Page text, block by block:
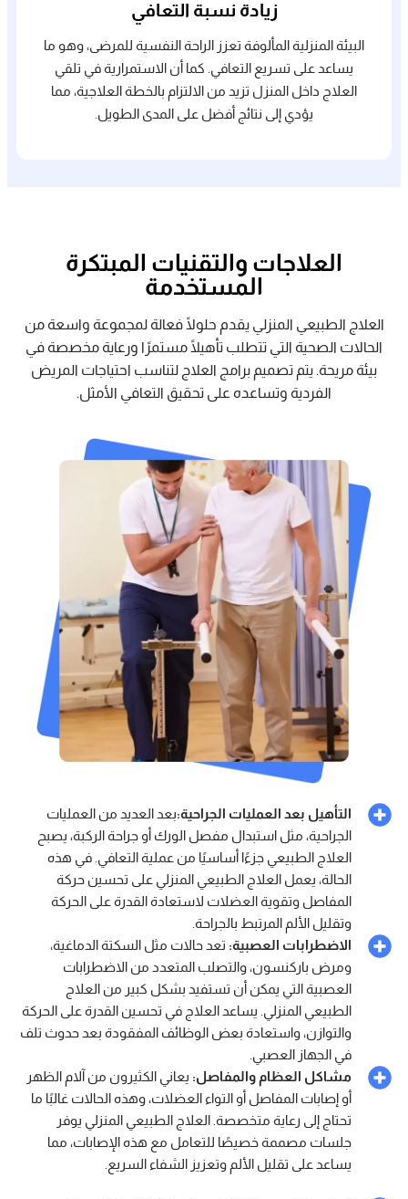
زيادة نسبة التعافي
البيئة المنزلية المألوفة تعزز الراحة النفسية للمرضى، وهو ما
يساعد على تسريع التعافي. كما أن الاستمرارية في تلقي
العلاج داخل المنزل تزيد من الالتزام بالخطة العلاجية، مما
يؤدي إلى نتائج أفضل على المدى الطويل.
العلاجات والتقنيات المبتكرة
المستخدمة
العلاج الطبيعي المنزلي يقدم حلولًا فعالة لمجموعة واسعة من
الحالات الصحية التي تتطلب تأهيلًا مستمرًا ورعاية مخصصة في
بيئة مريحة. يتم تصميم برامج العلاج لتناسب احتياجات المريض
الفردية وتساعده على تحقيق التعافي الأمثل.
التأهيل بعد العمليات الجراحية:بعد العديد من العمليات
الجراحية، مثل استبدال مفصل الورك أو جراحة الركبة، يصبح
العلاج الطبيعي جزءًا أساسيًا من عملية التعافي. في هذه
الحالة، يعمل العلاج الطبيعي المنزلي على تحسين حركة
المفاصل وتقوية العضلات لاستعادة القدرة على الحركة
وتقليل الألم المرتبط بالجراحة.
الاضطرابات العصبية: تعد حالات مثل السكتة الدماغية،
ومرض باركنسون، والتصلب المتعدد من الاضطرابات
العصبية التي يمكن أن تستفيد بشكل كبير من العلاج
الطبيعي المنزلي. يساعد العلاج في تحسين القدرة على الحركة
والتوازن، واستعادة بعض الوظائف المفقودة بعد حدوث تلف
في الجهاز العصبي.
مشاكل العظام والمفاصل: يعاني الكثيرون من آلام الظهر
أو إصابات المفاصل أو التواء العضلات، وهذه الحالات غالبًا ما
تحتاج إلى رعاية متخصصة. العلاج الطبيعي المنزلي يوفر
جلسات مصممة خصيصًا للتعامل مع هذه الإصابات، مما
يساعد على تقليل الألم وتعزيز الشفاء السريع.